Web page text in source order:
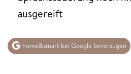
ausgereift
home&smart bei Google bevorzugen